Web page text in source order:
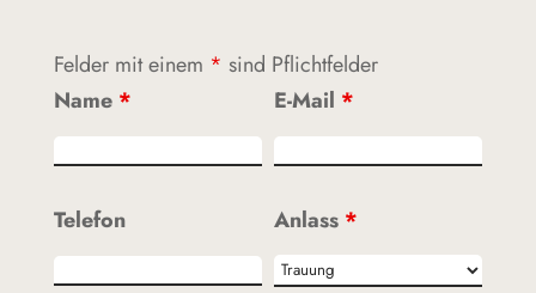
Felder mit einem * sind Pflichtfelder
Name * E-Mail *
Telefon Anlass *